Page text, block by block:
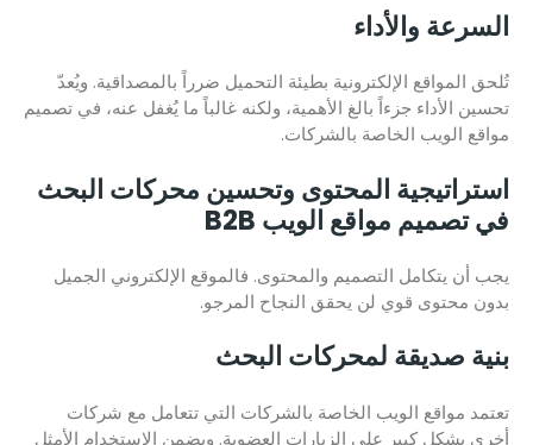
السرعة والأداء
تُلحق المواقع الإلكترونية بطيئة التحميل ضرراً بالمصداقية. ويُعدّ
تحسين الأداء جزءاً بالغ الأهمية، ولكنه غالباً ما يُغفل عنه، في تصميم
مواقع الويب الخاصة بالشركات.
استراتيجية المحتوى وتحسين محركات البحث
في تصميم مواقع الويب B2B
يجب أن يتكامل التصميم والمحتوى. فالموقع الإلكتروني الجميل
بدون محتوى قوي لن يحقق النجاح المرجو.
بنية صديقة لمحركات البحث
تعتمد مواقع الويب الخاصة بالشركات التي تتعامل مع شركات
أخرى بشكل كبير على الزيارات العضوية. ويضمن الاستخدام الأمثل